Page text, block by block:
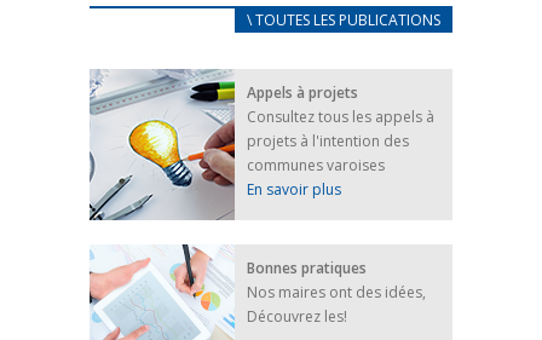
CARNET D’ACCUEIL
25 avril 2022
Afin d’accompagner au mieux les réfugiés
ukrainiens arrivés en France,...
FEUILLETER
\ TOUTES LES PUBLICATIONS
Appels à projets
Consultez tous les appels à
projets à l'intention des
communes varoises
En savoir plus
Bonnes pratiques
Nos maires ont des idées,
Découvrez les!